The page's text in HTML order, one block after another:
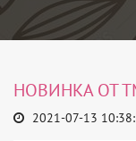
НОВИНКА ОТ
2021-07-13